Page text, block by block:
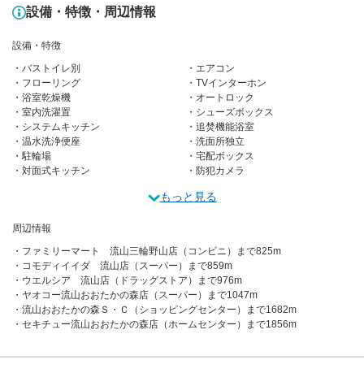
設備・特徴・周辺情報
設備・特徴
バストイレ別
エアコン
フローリング
TVインターホン
浴室乾燥機
オートロック
室内洗濯置
シューズボックス
システムキッチン
追焚機能浴室
温水洗浄便座
洗面所独立
駐輪場
宅配ボックス
対面式キッチン
防犯カメラ
もっと見る
周辺情報
ファミリーマート 流山三輪野山店（コンビニ）まで825m
コモディイイダ 流山店（スーパー）まで859m
ウエルシア 流山店（ドラッグストア）まで976m
ヤオコー流山おおたかの森店（スーパー）まで1047m
流山おおたかの森Ｓ・Ｃ（ショッピングセンター）まで1682m
セキチュー流山おおたかの森店（ホームセンター）まで1856m